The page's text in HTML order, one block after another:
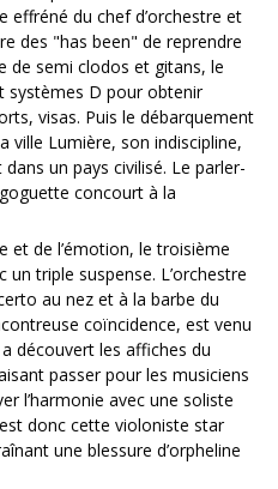
effréné du chef d’orchestre et
des "has been" de reprendre
de semi clodos et gitans, le
systèmes D pour obtenir
visas. Puis le débarquement
ville Lumière, son indiscipline,
un pays civilisé. Le parler-
concourt à la
et de l’émotion, le troisième
triple suspense. L’orchestre
au nez et à la barbe du
coïncidence, est venu
découvert les affiches du
passer pour les musiciens
l’harmonie avec une soliste
donc cette violoniste star
une blessure d’orpheline